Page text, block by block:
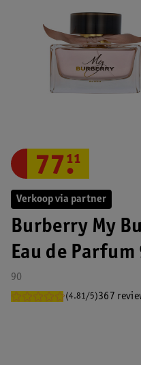
Verkoop via partner
Burberry My
Eau de
90
(4.81/5)367
77.
11